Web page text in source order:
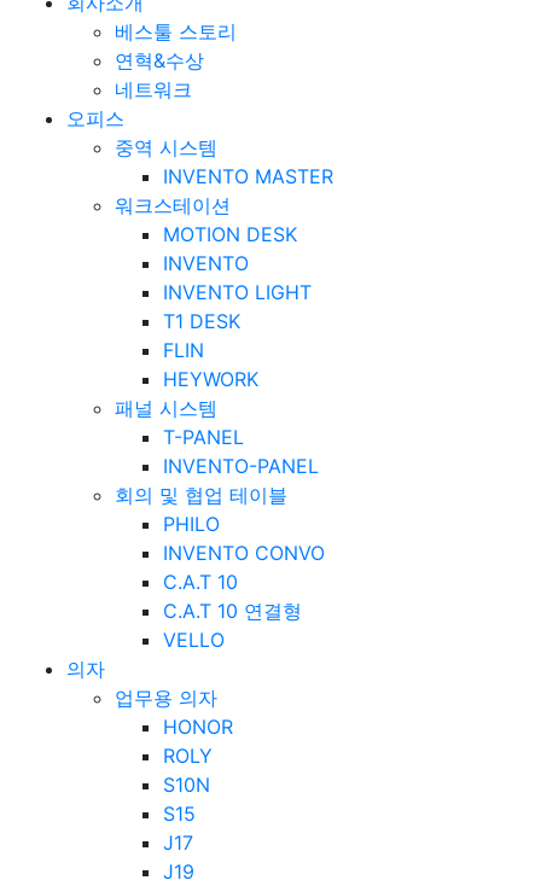
베스툴 스토리
연혁&수상
네트워크
오피스
중역 시스템
INVENTO MASTER
워크스테이션
MOTION DESK
INVENTO
INVENTO LIGHT
T1 DESK
FLIN
HEYWORK
패널 시스템
T-PANEL
INVENTO-PANEL
회의 및 협업 테이블
PHILO
INVENTO CONVO
C.A.T 10
C.A.T 10 연결형
VELLO
의자
업무용 의자
HONOR
ROLY
S10N
S15
J17
J19